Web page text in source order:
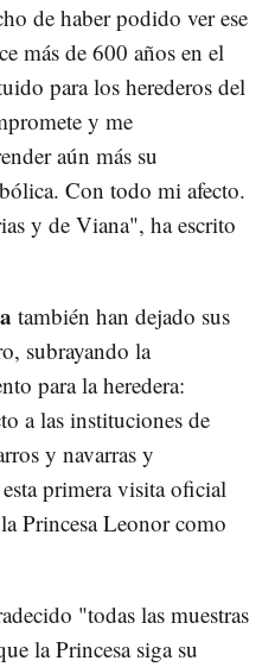
de haber podido ver ese
más de 600 años en el
para los herederos del
y me
aún más su
Con todo mi afecto.
y de Viana", ha escrito
también han dejado sus
subrayando la
para la heredera:
a las instituciones de
y navarras y
primera visita oficial
Princesa Leonor como
"todas las muestras
la Princesa siga su